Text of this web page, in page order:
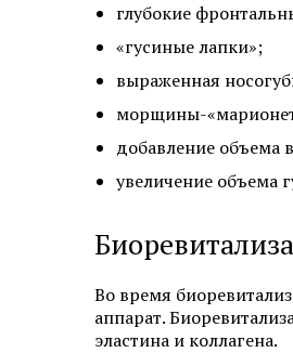
Ревматология
Диагностика
глубокие
«гусиные лапки»;
выраженная
морщины-
добавление объема
увеличение объема
Во время
аппарат.
эластина и коллагена.